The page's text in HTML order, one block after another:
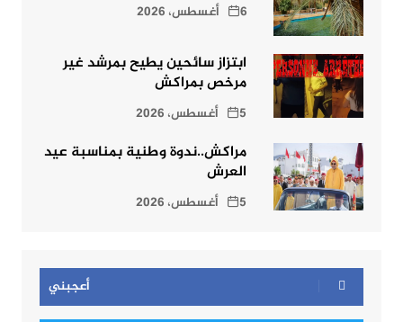
6 أغسطس، 2026
ابتزاز سائحين يطيح بمرشد غير
مرخص بمراكش
5 أغسطس، 2026
مراكش..ندوة وطنية بمناسبة عيد
العرش
5 أغسطس، 2026
أعجبني